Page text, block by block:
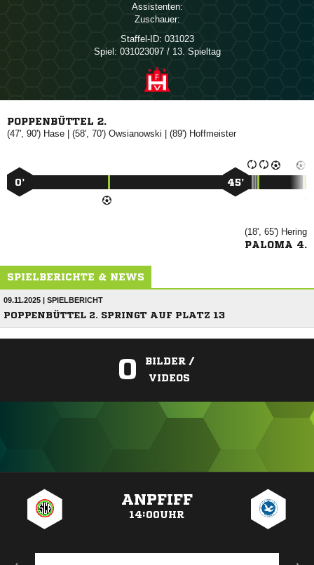
Assistenten:
Zuschauer:
Staffel-ID: 031023
Spiel: 031023097 / 13. Spieltag
POPPENBÜTTEL 2.
(47', 90')  | (58', 70')  | (89') 
0’ 45’
(18', 65') 
PALOMA 4.
SPIELBERICHTE & NEWS
09.11.2025 | SPIELBERICHT
POPPENBÜTTEL 2. SPRINGT AUF PLATZ 13
0
BILDER /
VIDEOS
ANPFIFF
14:00UHR